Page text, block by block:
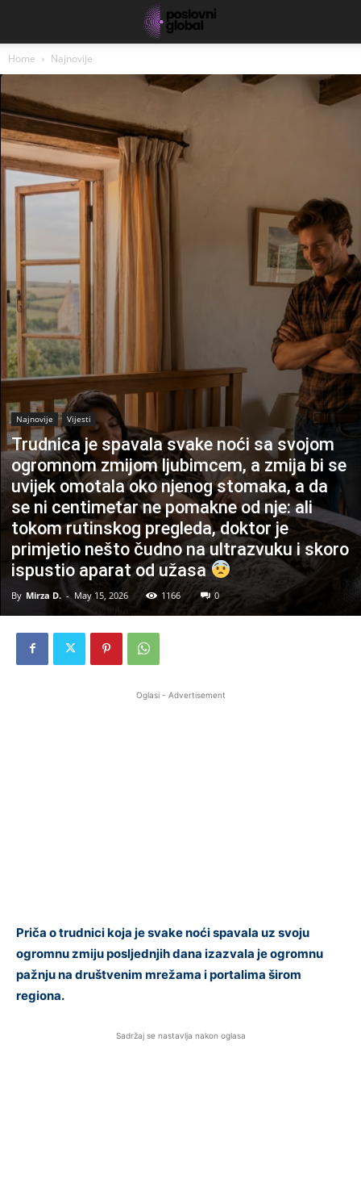
Home Najnovije
Najnovije Vijesti
Trudnica je spavala svake noći sa svojom
ogromnom zmijom ljubimcem, a zmija bi se
uvijek omotala oko njenog stomaka, a da
se ni centimetar ne pomakne od nje: ali
tokom rutinskog pregleda, doktor je
primjetio nešto čudno na ultrazvuku i skoro
ispustio aparat od užasa
By Mirza D. - May 15, 2026 1166 0
Oglasi - Advertisement
Priča o trudnici koja je svake noći spavala uz svoju
ogromnu zmiju posljednjih dana izazvala je ogromnu
pažnju na društvenim mrežama i portalima širom
regiona.
Sadržaj se nastavlja nakon oglasa